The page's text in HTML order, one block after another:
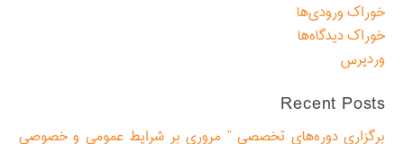
خوراک ورودی‌ها
خوراک دیدگاه‌ها
وردپرس
Recent Posts
برگزاری دوره‌های تخصصی ” مروری بر شرایط عمومی و خصوصی